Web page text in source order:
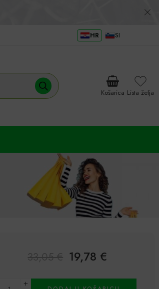
HR SI
Košarica Lista želja
33,05€ 19,78 €
Alternative: